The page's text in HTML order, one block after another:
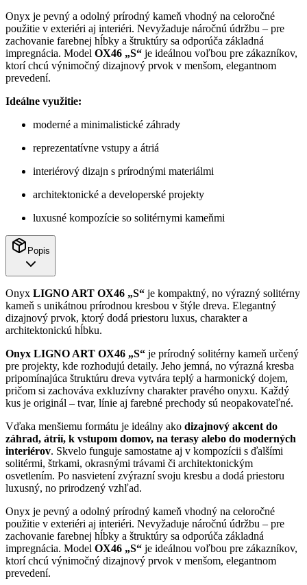
Onyx je pevný a odolný prírodný kameň vhodný na celoročné
použitie v exteriéri aj interiéri. Nevyžaduje náročnú údržbu – pre
zachovanie farebnej hĺbky a štruktúry sa odporúča základná
impregnácia. Model OX46 „S“ je ideálnou voľbou pre zákazníkov,
ktorí chcú výnimočný dizajnový prvok v menšom, elegantnom
prevedení.
Ideálne využitie:
moderné a minimalistické záhrady
reprezentatívne vstupy a átriá
interiérový dizajn s prírodnými materiálmi
architektonické a developerské projekty
luxusné kompozície so solitérnymi kameňmi
Popis
Onyx LIGNO ART OX46 „S“ je kompaktný, no výrazný solitérny
kameň s unikátnou prírodnou kresbou v štýle dreva. Elegantný
dizajnový prvok, ktorý dodá priestoru luxus, charakter a
architektonickú hĺbku.
Onyx LIGNO ART OX46 „S“ je prírodný solitérny kameň určený
pre projekty, kde rozhodujú detaily. Jeho jemná, no výrazná kresba
pripomínajúca štruktúru dreva vytvára teplý a harmonický dojem,
pričom si zachováva exkluzívny charakter pravého onyxu. Každý
kus je originál – tvar, línie aj farebné prechody sú neopakovateľné.
Vďaka menšiemu formátu je ideálny ako dizajnový akcent do
záhrad, átrií, k vstupom domov, na terasy alebo do moderných
interiérov. Skvelo funguje samostatne aj v kompozícii s ďalšími
solitérmi, štrkami, okrasnými trávami či architektonickým
osvetlením. Po nasvietení zvýrazní svoju kresbu a dodá priestoru
luxusný, no prirodzený vzhľad.
Onyx je pevný a odolný prírodný kameň vhodný na celoročné
použitie v exteriéri aj interiéri. Nevyžaduje náročnú údržbu – pre
zachovanie farebnej hĺbky a štruktúry sa odporúča základná
impregnácia. Model OX46 „S“ je ideálnou voľbou pre zákazníkov,
ktorí chcú výnimočný dizajnový prvok v menšom, elegantnom
prevedení.